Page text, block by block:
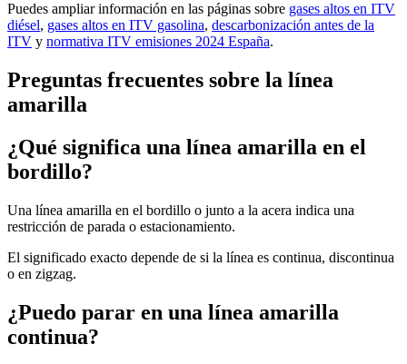
Puedes ampliar información en las páginas sobre gases altos en ITV
diésel, gases altos en ITV gasolina, descarbonización antes de la
ITV y normativa ITV emisiones 2024 España.
Preguntas frecuentes sobre la línea
amarilla
¿Qué significa una línea amarilla en el
bordillo?
Una línea amarilla en el bordillo o junto a la acera indica una
restricción de parada o estacionamiento.
El significado exacto depende de si la línea es continua, discontinua
o en zigzag.
¿Puedo parar en una línea amarilla
continua?